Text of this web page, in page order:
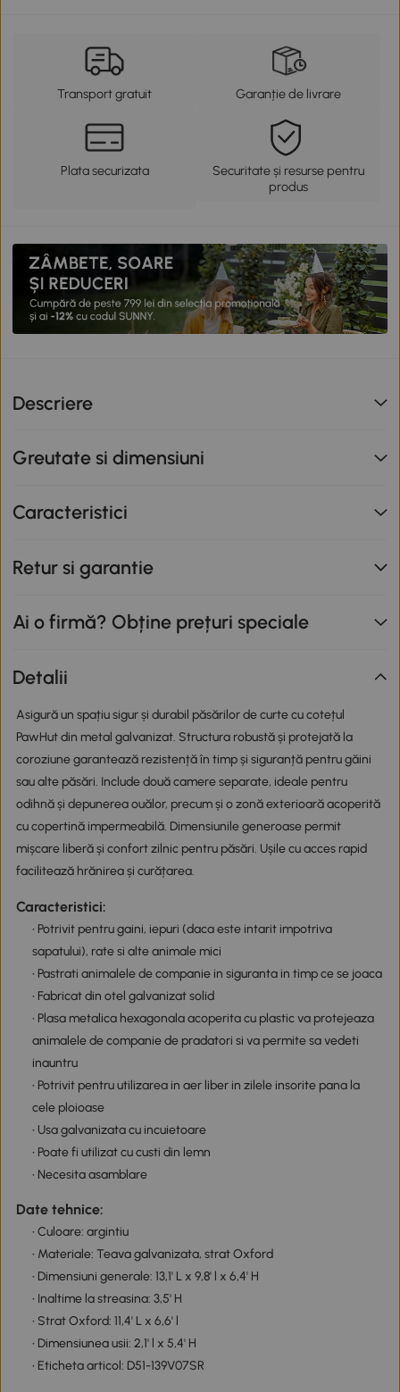
Transport gratuit Garanție de livrare
Plata securizata
Securitate și resurse pentru
produs
Descriere
Greutate si dimensiuni
Caracteristici
Retur si garantie
Ai o firmă? Obține prețuri speciale
Detalii
Asigură un spațiu sigur și durabil păsărilor de curte cu cotețul
PawHut din metal galvanizat. Structura robustă și protejată la
coroziune garantează rezistență în timp și siguranță pentru găini
sau alte păsări. Include două camere separate, ideale pentru
odihnă și depunerea ouălor, precum și o zonă exterioară acoperită
cu copertină impermeabilă. Dimensiunile generoase permit
mișcare liberă și confort zilnic pentru păsări. Ușile cu acces rapid
facilitează hrănirea și curățarea.
Caracteristici:
• Potrivit pentru gaini, iepuri (daca este intarit impotriva
sapatului), rate si alte animale mici
• Pastrati animalele de companie in siguranta in timp ce se joaca
• Fabricat din otel galvanizat solid
• Plasa metalica hexagonala acoperita cu plastic va protejeaza
animalele de companie de pradatori si va permite sa vedeti
inauntru
• Potrivit pentru utilizarea in aer liber in zilele insorite pana la
cele ploioase
• Usa galvanizata cu incuietoare
• Poate fi utilizat cu custi din lemn
• Necesita asamblare
Date tehnice:
• Culoare: argintiu
• Materiale: Teava galvanizata, strat Oxford
• Dimensiuni generale: 13,1' L x 9,8' l x 6,4' H
• Inaltime la streasina: 3,5' H
• Strat Oxford: 11,4' L x 6,6' l
• Dimensiunea usii: 2,1' l x 5,4' H
• Eticheta articol: D51-139V07SR